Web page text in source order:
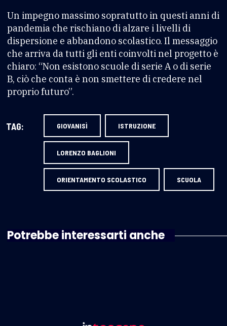
Un impegno massimo sopratutto in questi anni di
pandemia che rischiano di alzare i livelli di
dispersione e abbandono scolastico. Il messaggio
che arriva da tutti gli enti coinvolti nel progetto è
chiaro: “Non esistono scuole di serie A o di serie
B, ciò che conta è non smettere di credere nel
proprio futuro”.
TAG: GIOVANISÌ ISTRUZIONE
LORENZO BAGLIONI
ORIENTAMENTO SCOLASTICO SCUOLA
Potrebbe interessarti anche